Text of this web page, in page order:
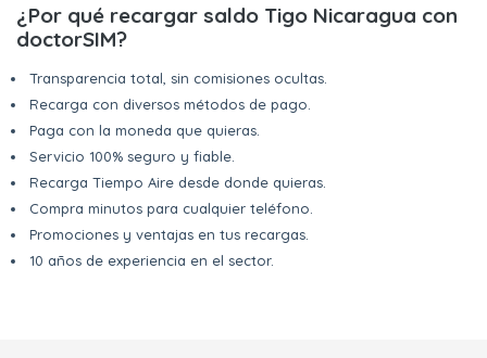
¿Por qué recargar saldo Tigo Nicaragua con
doctorSIM?
Transparencia total, sin comisiones ocultas.
Recarga con diversos métodos de pago.
Paga con la moneda que quieras.
Servicio 100% seguro y fiable.
Recarga Tiempo Aire desde donde quieras.
Compra minutos para cualquier teléfono.
Promociones y ventajas en tus recargas.
10 años de experiencia en el sector.